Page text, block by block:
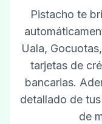
Pistacho te
Uala,
tarjetas de
bancarias.
detallado de
de